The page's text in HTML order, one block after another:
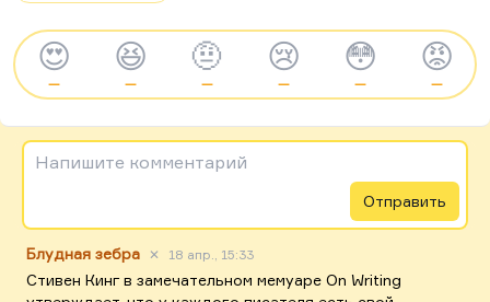
😍
—
😆
—
🤨
—
😢
—
😳
—
😡
—
Напишите комментарий
Отправить
Блудная зебра ✕ 18 апр., 15:33
Стивен Кинг в замечательном мемуаре On Writing